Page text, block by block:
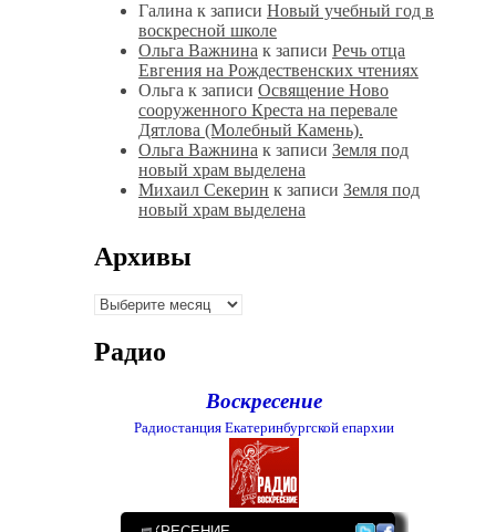
Галина к записи Новый учебный год в
воскресной школе
Ольга Важнина к записи Речь отца
Евгения на Рождественских чтениях
Ольга к записи Освящение Ново
сооруженного Креста на перевале
Дятлова (Молебный Камень).
Ольга Важнина к записи Земля под
новый храм выделена
Михаил Секерин к записи Земля под
новый храм выделена
Архивы
Архивы
Радио
Воскресение
Радиостанция Екатеринбургской епархии